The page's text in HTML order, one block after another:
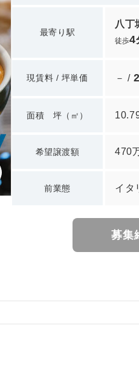
最寄り駅
八丁
徒歩4
現賃料 / 坪単価 － /
面積 坪（㎡）
希望譲渡額 470
前業態 イタ
募集